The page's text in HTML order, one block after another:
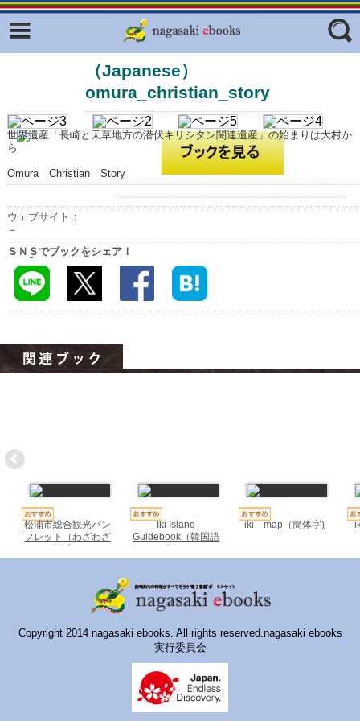
フリーワード
ジャンル
（Japanese）
omura_christian_story
世界遺産「長崎と天草地方の潜伏キリシタン関連遺産」の始まりは大村か
ら
Omura Christian Story
ウェブサイト：
－
ＳＮＳでブックをシェア！
松浦市総合観光パン
フレット（わざわざ
松浦）
Iki Island
Guidebook（韓国語
版）
iki map（簡体字)
Copyright 2014 nagasaki ebooks. All rights reserved.nagasaki ebooks
実行委員会
Facebook
ふくいろキラリプロジェクト
東京観光デジタルパンフレットギャ
ラリー（TOKYO Brochures）
復興応援企画
広報誌ナビ
明治日本の産業革命遺産
長崎と天草地方の潜伏キリシタン
関連遺産
ハイスクールナビ
ごとうebooks
おおむらebooks
みなみしまばらebooks
はさみebooks
ながさき市ebooks
さいかいイーブックス
長崎MICE観光マップ